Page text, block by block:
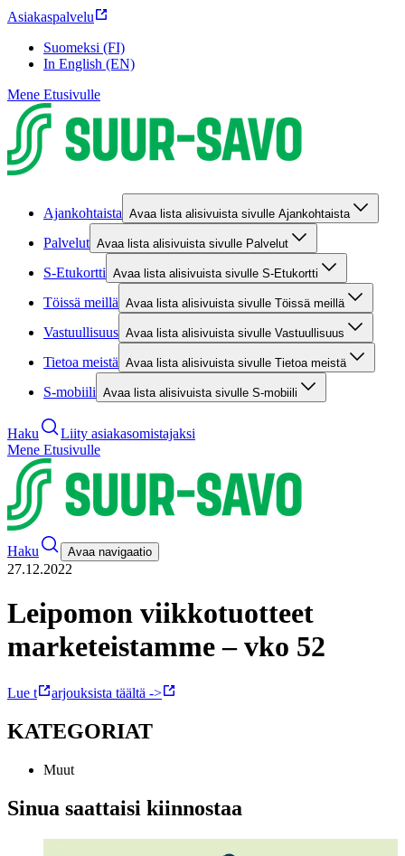
Asiakaspalvelu
Suomeksi (FI)
In English (EN)
Mene Etusivulle
Ajankohtaista Avaa lista alisivuista sivulle Ajankohtaista
Palvelut Avaa lista alisivuista sivulle Palvelut
S-Etukortti Avaa lista alisivuista sivulle S-Etukortti
Töissä meillä Avaa lista alisivuista sivulle Töissä meillä
Vastuullisuus Avaa lista alisivuista sivulle Vastuullisuus
Tietoa meistä Avaa lista alisivuista sivulle Tietoa meistä
S-mobiili Avaa lista alisivuista sivulle S-mobiili
Haku
Liity asiakasomistajaksi
Mene Etusivulle
Haku Avaa navigaatio
27.12.2022
Leipomon viikkotuotteet
marketeistamme – vko 52
Lue t arjouksista täältä ->
KATEGORIAT
Muut
Sinua saattaisi kiinnostaa